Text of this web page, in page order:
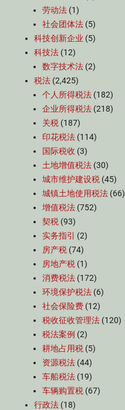
劳动法 (1)
社会团体法 (5)
科技创新企业 (5)
科技法 (12)
数字技术法 (2)
税法 (2,425)
个人所得税法 (182)
企业所得税法 (218)
关税 (187)
印花税法 (114)
国际税收 (3)
土地增值税法 (30)
城市维护建设税 (45)
城镇土地使用税法 (66)
增值税法 (752)
契税 (93)
实务指引
(2)
房产税 (74)
房地产税 (1)
消费税法 (172)
环境保护税法 (6)
社会保险费 (12)
税收征收管理法 (120)
税法案例 (2)
耕地占用税 (5)
资源税法 (44)
车船税法 (19)
车辆购置税 (67)
行政法 (18)